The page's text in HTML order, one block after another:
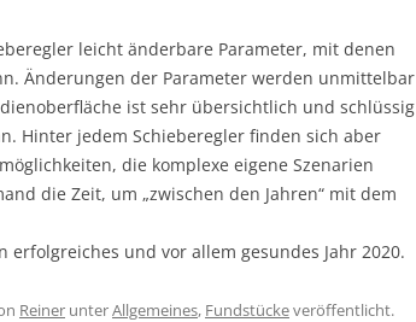
leicht änderbare Parameter, mit denen
Änderungen der Parameter werden unmittelbar
ist sehr übersichtlich und schlüssig
Hinter jedem Schieberegler finden sich aber
die komplexe eigene Szenarien
die Zeit, um „zwischen den Jahren“ mit dem
erfolgreiches und vor allem gesundes Jahr 2020.
Reiner unterAllgemeines, Fundstückeveröffentlicht.